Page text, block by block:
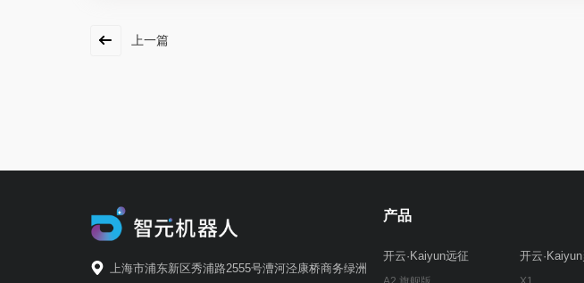
上一篇
上海市浦东新区秀浦路2555号漕河泾康桥商务绿洲
产品
开云·Kaiyun远征 开云